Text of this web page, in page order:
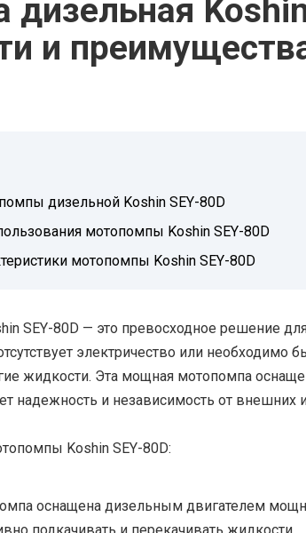
и
дизельной Koshin SEY-80D
мотопомпы Koshin SEY-80D
мотопомпы Koshin SEY-80D
SEY-80D — это превосходное решение
электричество или необходимо
жидкости. Эта мощная мотопомпа
надежность и независимость от внешних
Koshin SEY-80D:
оснащена дизельным двигателем